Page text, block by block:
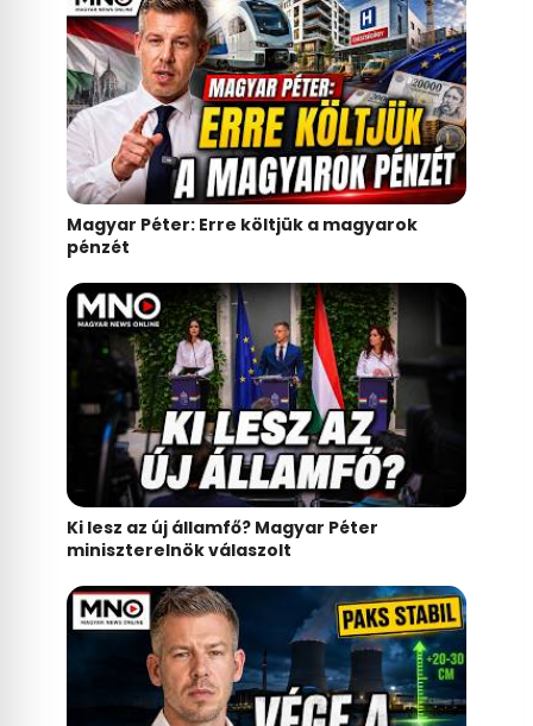
Magyar Péter: Erre költjük a magyarok
pénzét
Ki lesz az új államfő? Magyar Péter
miniszterelnök válaszolt